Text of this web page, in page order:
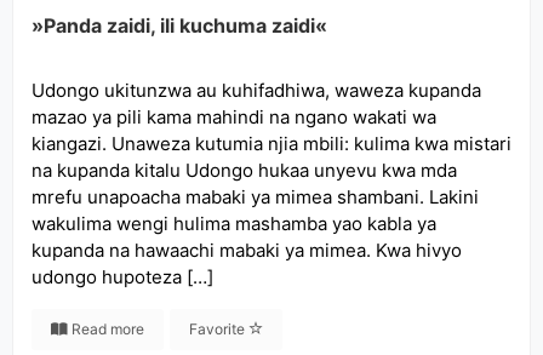
»Panda zaidi, ili kuchuma zaidi«
Udongo ukitunzwa au kuhifadhiwa, waweza kupanda
mazao ya pili kama mahindi na ngano wakati wa
kiangazi. Unaweza kutumia njia mbili: kulima kwa mistari
na kupanda kitalu Udongo hukaa unyevu kwa mda
mrefu unapoacha mabaki ya mimea shambani. Lakini
wakulima wengi hulima mashamba yao kabla ya
kupanda na hawaachi mabaki ya mimea. Kwa hivyo
udongo hupoteza […]
Read more Favorite